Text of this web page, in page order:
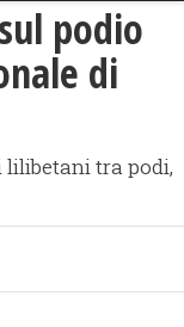
podio
di
lilibetani tra podi,